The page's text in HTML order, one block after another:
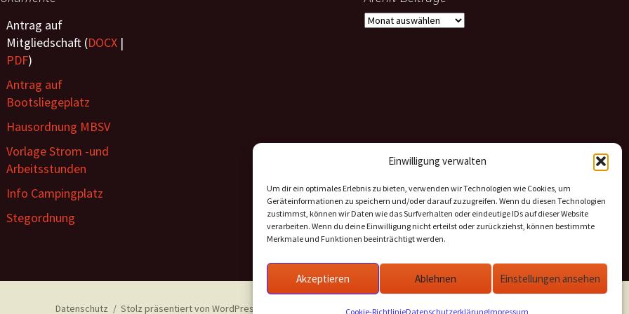
Einwilligung verwalten
Um dir ein optimales Erlebnis zu bieten, verwenden wir Technologien wie Cookies, um
Geräteinformationen zu speichern und/oder darauf zuzugreifen. Wenn du diesen Technologien
zustimmst, können wir Daten wie das Surfverhalten oder eindeutige IDs auf dieser Website
verarbeiten. Wenn du deine Einwilligung nicht erteilst oder zurückziehst, können bestimmte
Merkmale und Funktionen beeinträchtigt werden.
Akzeptieren Ablehnen Einstellungen ansehen
Cookie-RichtlinieDatenschutzerklärungImpressum
Antrag auf
Mitgliedschaft (DOCX |
PDF)
Antrag auf
Bootsliegeplatz
Hausordnung MBSV
Vorlage Strom -und
Arbeitsstunden
Info Campingplatz
Stegordnung
Archiv
Beiträge
Datenschutz Stolz präsentiert von WordPress